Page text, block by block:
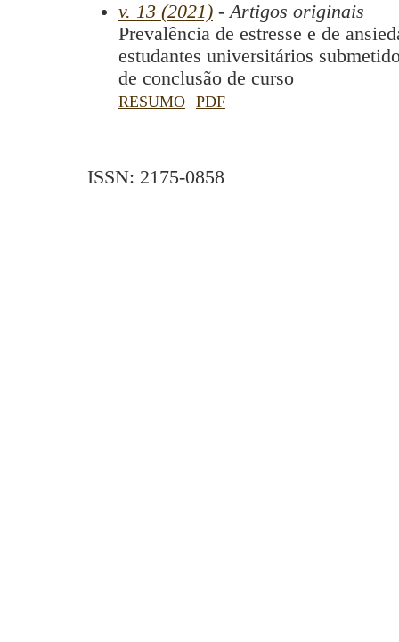
v. 13 (2021) - Artigos originais
Prevalência de estresse e de
estudantes universitários
de conclusão de curso
RESUMO PDF
ISSN: 2175-0858